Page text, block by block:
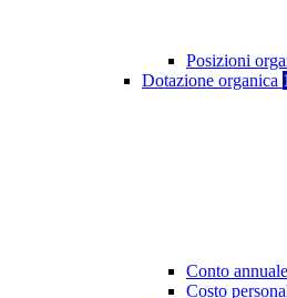
Posizioni
Dotazione organica 1
Conto
Costo